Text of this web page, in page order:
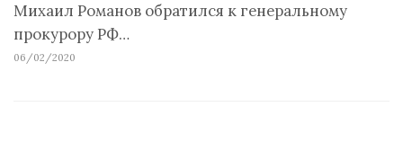
Михаил Романов обратился к генеральному
прокурору РФ…
06/02/2020